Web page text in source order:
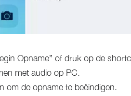
Opname” of druk op de
met audio op PC.
om de opname te beëindigen.